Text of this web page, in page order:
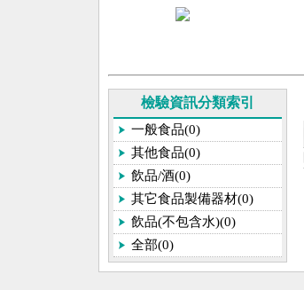
檢驗資訊分類索引
一般食品(0)
其他食品(0)
飲品/酒(0)
其它食品製備器材(0)
飲品(不包含水)(0)
全部(0)